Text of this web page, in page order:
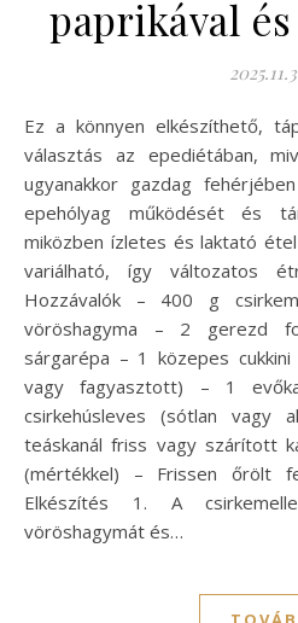
paprikával
Ez a könnyen elkészíthető, tápláló csirkeragu tökéletes
választás az epediétában,
ugyanakkor gazdag
epehólyag működését és
miközben ízletes és laktató
variálható, így változatos
Hozzávalók – 400 g
vöröshagyma – 2 gerezd
sárgarépa – 1 közepes
vagy fagyasztott) – 1
csirkehúsleves (sótlan vagy
teáskanál friss vagy szárított
(mértékkel) – Frissen őrölt
Elkészítés 1. A
vöröshagymát és…